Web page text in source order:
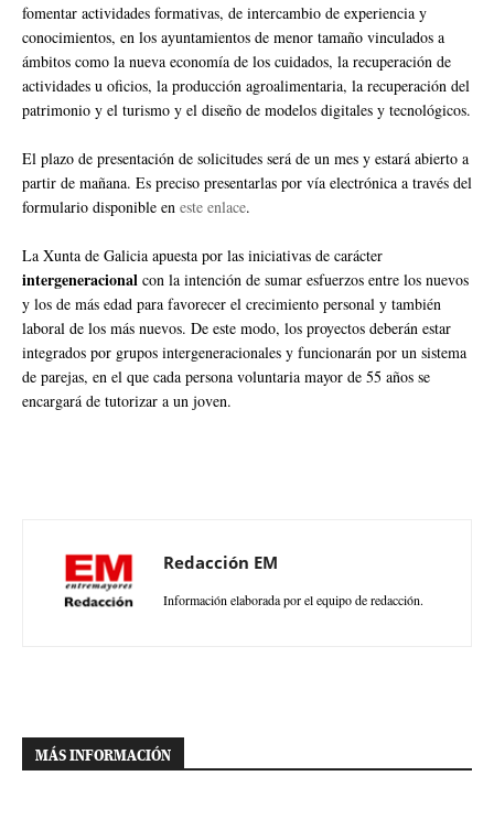
fomentar actividades formativas, de intercambio de experiencia y
conocimientos, en los ayuntamientos de menor tamaño vinculados a
ámbitos como la nueva economía de los cuidados, la recuperación de
actividades u oficios, la producción agroalimentaria, la recuperación del
patrimonio y el turismo y el diseño de modelos digitales y tecnológicos.
El plazo de presentación de solicitudes será de un mes y estará abierto a
partir de mañana. Es preciso presentarlas por vía electrónica a través del
formulario disponible en este enlace.
La Xunta de Galicia apuesta por las iniciativas de carácter
intergeneracional con la intención de sumar esfuerzos entre los nuevos
y los de más edad para favorecer el crecimiento personal y también
laboral de los más nuevos. De este modo, los proyectos deberán estar
integrados por grupos intergeneracionales y funcionarán por un sistema
de parejas, en el que cada persona voluntaria mayor de 55 años se
encargará de tutorizar a un joven.
Redacción EM
Información elaborada por el equipo de redacción.
MÁS INFORMACIÓN